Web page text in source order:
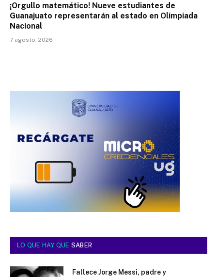
¡Orgullo matemático! Nueve estudiantes de
Guanajuato representarán al estado en Olimpiada
Nacional
7 agosto, 2026
LO QUE HAY QUE SABER
Fallece Jorge Messi, padre y